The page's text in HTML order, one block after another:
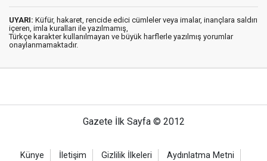
UYARI: Küfür, hakaret, rencide edici cümleler veya imalar, inançlara saldırı
içeren, imla kuralları ile yazılmamış,
Türkçe karakter kullanılmayan ve büyük harflerle yazılmış yorumlar
onaylanmamaktadır.
Gazete İlk Sayfa © 2012
Künye İletişim Gizlilik İlkeleri
Aydınlatma Metni